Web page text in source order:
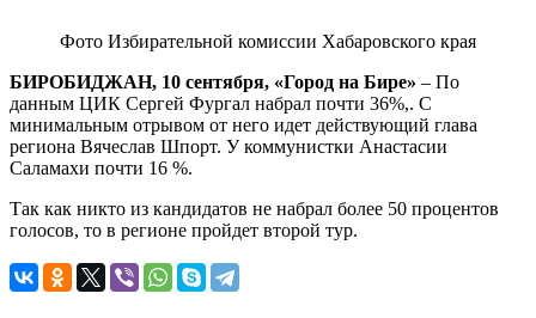
ЛДПР
Сергей
Фургал
Фото Избирательной комиссии Хабаровского края
БИРОБИДЖАН, 10 сентября, «Город на Бире» – По
данным ЦИК Сергей Фургал набрал почти 36%,. С
минимальным отрывом от него идет действующий глава
региона Вячеслав Шпорт. У коммунистки Анастасии
Саламахи почти 16 %.
Так как никто из кандидатов не набрал более 50 процентов
голосов, то в регионе пройдет второй тур.